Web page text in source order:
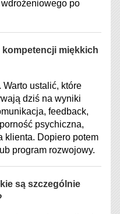
po
kompetencji miękkich
ustalić, które
dziś na wyniki
feedback,
psychiczna,
klienta. Dopiero potem
program rozwojowy.
są szczególnie